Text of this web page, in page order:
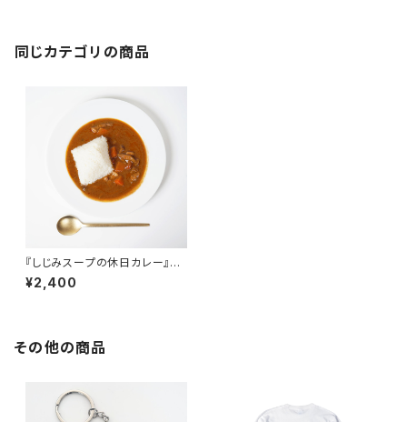
同じカテゴリの商品
『しじみスープの休日カレー』2
個セット
¥2,400
その他の商品